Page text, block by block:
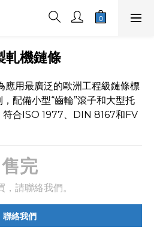
軋機鏈條
用最廣泛的歐洲工程級鏈條標
配備小型“齒輪”滾子和大型托
符合ISO 1977、DIN 8167和FV
售完
，請聯絡我們。
聯絡我們